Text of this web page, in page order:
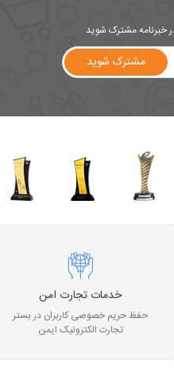
خبرنامه مشترک شوید
مشترک شوید
خدمات تجارت امن
حفظ حریم خصوصی کاربران در بستر
تجارت الکترونیک ایمن